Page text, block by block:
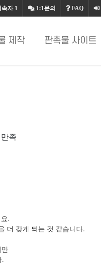
FAQ
1:1문의
속자1
제작 판촉물 사이트
족
.
더 갖게 되는 것 같습니다.
.